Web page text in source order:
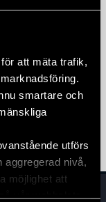
att mäta trafik,
smartare och
utförs
aggregerad nivå,
möjlighet att
vår webbplats.
pappa
fly.”